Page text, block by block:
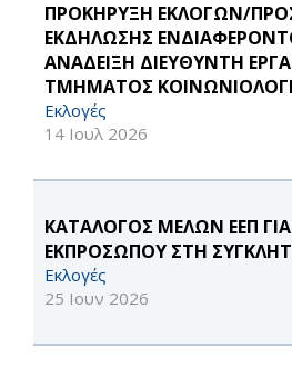
ΠΡΟΚΗΡΥΞΗ ΕΚΛΟΓΩΝ/
ΕΚΔΗΛΩΣΗΣ
ΑΝΑΔΕΙΞΗ ΔΙΕΥΘΥΝΤΗ
ΤΜΗΜΑΤΟΣ
Εκλογές
14 Ιουλ 2026
ΚΑΤΑΛΟΓΟΣ ΜΕΛΩΝ ΕΕΠ
ΕΚΠΡΟΣΩΠΟΥ ΣΤΗ
Εκλογές
25 Ιουν 2026